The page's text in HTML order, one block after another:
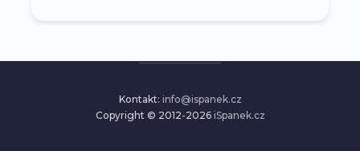
Kontakt: info@ispanek.cz
Copyright © 2012-2026 iSpanek.cz